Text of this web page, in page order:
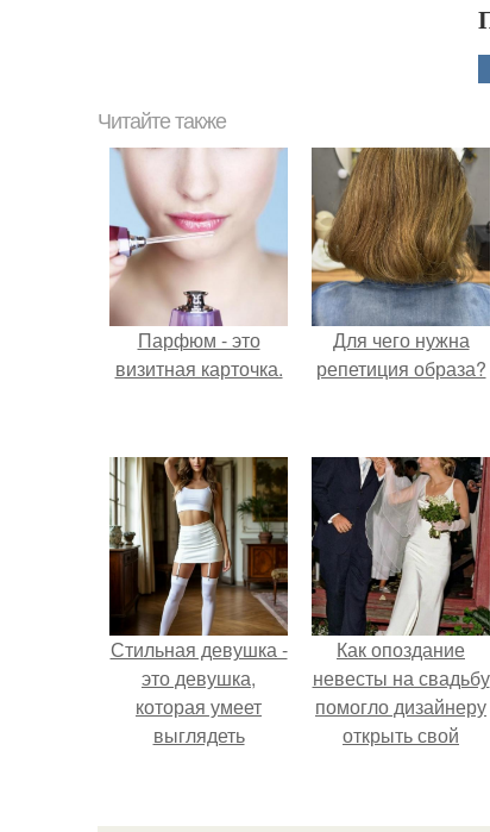
Читайте также
Парфюм - это
визитная карточка.
Для чего нужна
репетиция образа?
Стильная девушка -
это девушка,
которая умеет
выглядеть
ситуации.
Как опоздание
невесты на свадьбу
помогло дизайнеру
открыть свой